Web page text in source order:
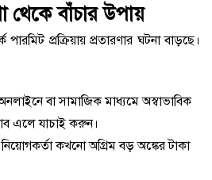
থেকে বাঁচার উপায়
পারমিট প্রক্রিয়ায় প্রতারণার ঘটনা বাড়ছে।
বা সামাজিক মাধ্যমে অস্বাভাবিক
এলে যাচাই করুন।
কখনো অগ্রিম বড় অঙ্কের টাকা